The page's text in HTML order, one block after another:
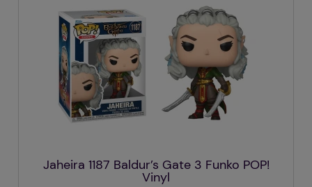
Jaheira 1187 Baldur’s Gate 3 Funko POP!
Vinyl